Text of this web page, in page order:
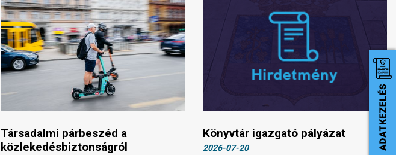
Társadalmi párbeszéd a
közlekedésbiztonságról
Könyvtár igazgató pályázat
2026-07-20